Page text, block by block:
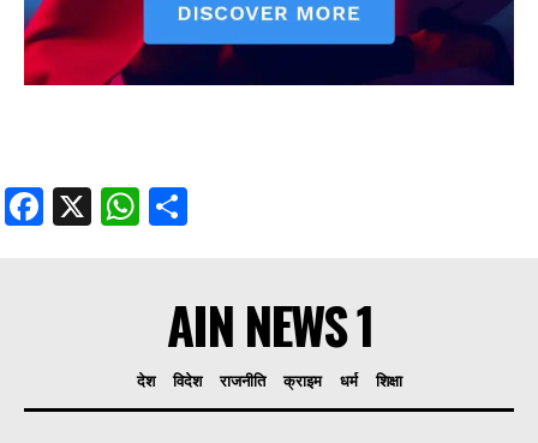
Facebook
X WhatsApp
AIN NEWS 1
देश विदेश राजनीति क्राइम धर्म शिक्षा